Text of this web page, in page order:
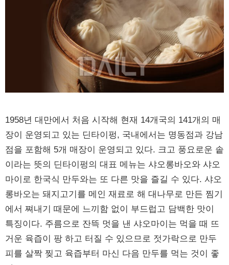
1958년 대만에서 처음 시작해 현재 14개국의 141개의 매
장이 운영되고 있는 딘타이펑, 국내에서는 명동점과 강남
점을 포함해 5개 매장이 운영되고 있다. 크고 풍요로운 솥
이라는 뜻의 딘타이펑의 대표 메뉴는 샤오롱바오와 샤오
마이로 한국식 만두와는 또 다른 맛을 즐길 수 있다. 샤오
롱바오는 돼지고기를 메인 재료로 해 대나무로 만든 찜기
에서 쪄내기 때문에 느끼함 없이 부드럽고 담백한 맛이
특징이다. 주름으로 잔뜩 멋을 낸 샤오마이는 먹을 때 뜨
거운 육즙이 팡 하고 터질 수 있으므로 젓가락으로 만두
피를 살짝 찢고 육즙부터 마신 다음 만두를 먹는 것이 좋